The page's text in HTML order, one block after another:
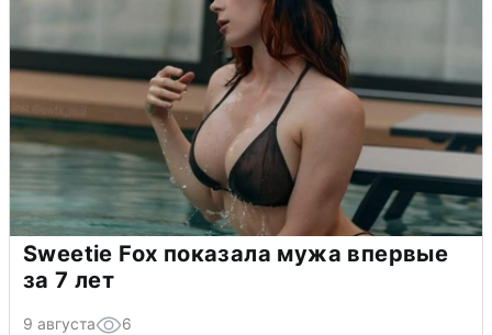
Sweetie Fox показала мужа впервые
за 7 лет
9 августа 6